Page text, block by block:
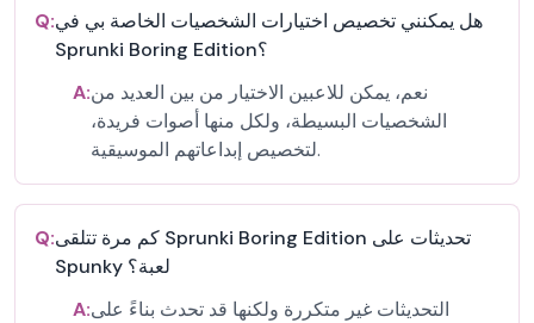
Q:هل يمكنني تخصيص اختيارات الشخصيات الخاصة بي في
Sprunki Boring Edition؟
A:نعم، يمكن للاعبين الاختيار من بين العديد من
الشخصيات البسيطة، ولكل منها أصوات فريدة،
لتخصيص إبداعاتهم الموسيقية.
Q:كم مرة تتلقى Sprunki Boring Edition تحديثات على
Spunky لعبة؟
A:التحديثات غير متكررة ولكنها قد تحدث بناءً على